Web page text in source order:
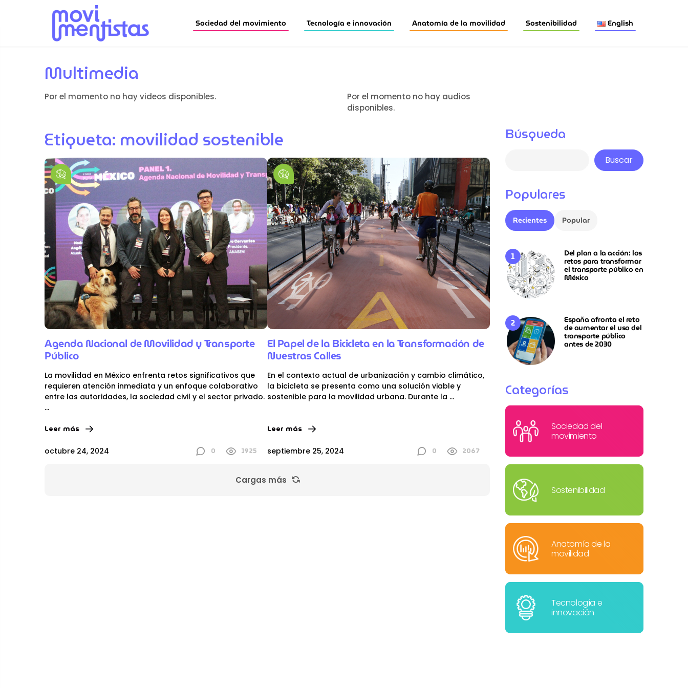
Sociedad del movimiento Tecnología e innovación Anatomía de la movilidad Sostenibilidad English
Multimedia
Por el momento no hay videos disponibles.
Por el momento no hay audios
disponibles.
Etiqueta: movilidad sostenible
Agenda Nacional de Movilidad y Transporte
Público
La movilidad en México enfrenta retos significativos que
requieren atención inmediata y un enfoque colaborativo
entre las autoridades, la sociedad civil y el sector privado.
...
Leer más
octubre 24, 2024 0 1925
El Papel de la Bicicleta en la Transformación de
Nuestras Calles
En el contexto actual de urbanización y cambio climático,
la bicicleta se presenta como una solución viable y
sostenible para la movilidad urbana. Durante la ...
Leer más
septiembre 25, 2024 0 2067
Cargas más
Búsqueda
Buscar
Populares
Recientes Popular
Del plan a la acción: los
retos para transformar
el transporte público en
México
España afronta el reto
de aumentar el uso del
transporte público
antes de 2030
Categorías
Sociedad del
movimiento
Sostenibilidad
Anatomía de la
movilidad
Tecnología e
innovación